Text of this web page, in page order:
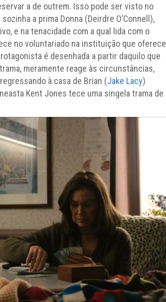
a de outrem. Isso pode ser visto no
a prima Donna (Deirdre O’Connell),
e na tenacidade com a qual lida com o
no voluntariado na instituição que oferece
é desenhada a partir daquilo que
meramente reage às circunstâncias,
à casa de Brian (Jake Lacy)
Kent Jones tece uma singela trama de